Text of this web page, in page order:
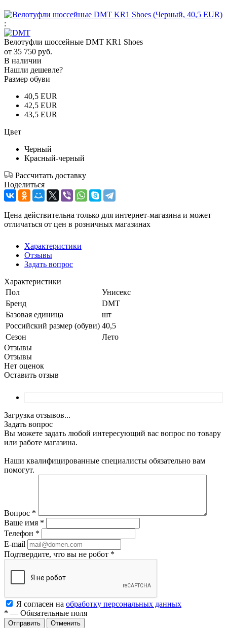
:
Велотуфли шоссейные DMT KR1 Shoes
от 35 750 руб.
В наличии
Нашли дешевле?
Размер обуви
40,5 EUR
42,5 EUR
43,5 EUR
Цвет
Черный
Красный-черный
Рассчитать доставку
Поделиться
Цена действительна только для интернет-магазина и может
отличаться от цен в розничных магазинах
Характеристики
Отзывы
Задать вопрос
Характеристики
Пол
Унисекс
Бренд
DMT
Базовая единица
шт
Российский размер (обуви) 40,5
Сезон
Лето
Отзывы
Отзывы
Нет оценок
Оставить отзыв
Загрузка отзывов...
Задать вопрос
Вы можете задать любой интересующий вас вопрос по товару
или работе магазина.
Наши квалифицированные специалисты обязательно вам
помогут.
Вопрос *
Ваше имя *
Телефон *
E-mail
Подтвердите, что вы не робот *
Я согласен на обработку персональных данных
* — Обязательные поля
Отменить